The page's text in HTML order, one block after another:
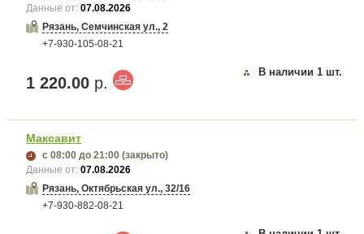
Данные от:07.08.2026
Рязань, Семчинская ул., 2
+7-930-105-08-21
1 220.00 р.
В наличии 1 шт.
Максавит
с 08:00 до 21:00 (закрыто)
Данные от:07.08.2026
Рязань, Октябрьская ул., 32/16
+7-930-882-08-21